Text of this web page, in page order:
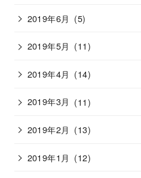
2019年6月 (5)
2019年5月 (11)
2019年4月 (14)
2019年3月 (11)
2019年2月 (13)
2019年1月 (12)